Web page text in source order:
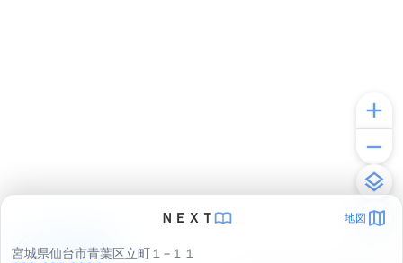
ＮＥＸＴ 地図
宮城県仙台市青葉区立町１−１１
アプリで見る